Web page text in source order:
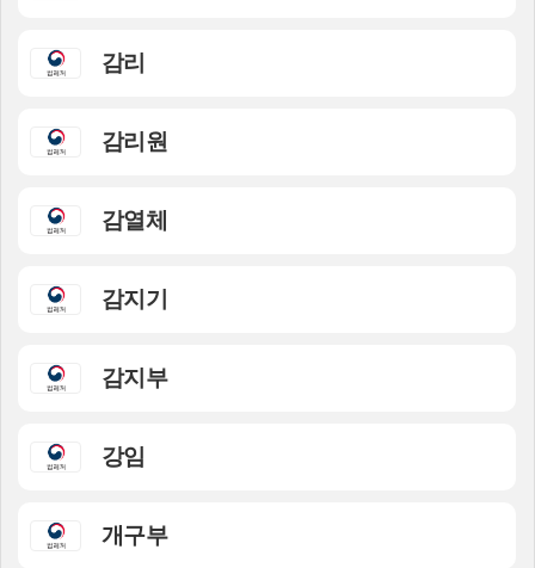
감리
감리원
감열체
감지기
감지부
강임
개구부